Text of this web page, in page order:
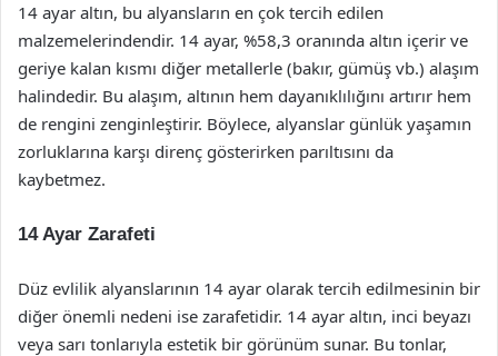
14 ayar altın, bu alyansların en çok tercih edilen
malzemelerindendir. 14 ayar, %58,3 oranında altın içerir ve
geriye kalan kısmı diğer metallerle (bakır, gümüş vb.) alaşım
halindedir. Bu alaşım, altının hem dayanıklılığını artırır hem
de rengini zenginleştirir. Böylece, alyanslar günlük yaşamın
zorluklarına karşı direnç gösterirken parıltısını da
kaybetmez.
14 Ayar Zarafeti
Düz evlilik alyanslarının 14 ayar olarak tercih edilmesinin bir
diğer önemli nedeni ise zarafetidir. 14 ayar altın, inci beyazı
veya sarı tonlarıyla estetik bir görünüm sunar. Bu tonlar,